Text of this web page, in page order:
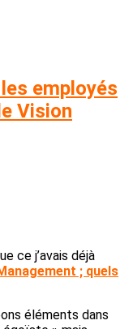
employés
Vision
ce j’avais déjà
; quels
éléments dans